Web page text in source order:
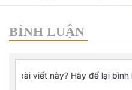
BÌNH LUẬN